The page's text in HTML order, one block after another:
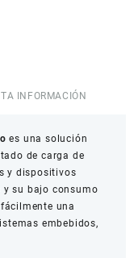
INFORMACIÓN
es una solución
de carga de
y dispositivos
su bajo consumo
una
embebidos,